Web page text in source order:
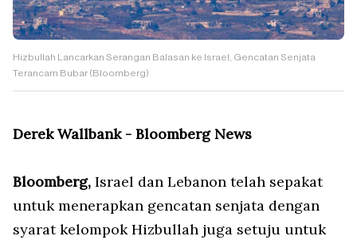
Hizbullah Lancarkan Serangan Balasan ke Israel, Gencatan Senjata
Terancam Bubar (Bloomberg)
Derek Wallbank - Bloomberg News
Bloomberg, Israel dan Lebanon telah sepakat
untuk menerapkan gencatan senjata dengan
syarat kelompok Hizbullah juga setuju untuk